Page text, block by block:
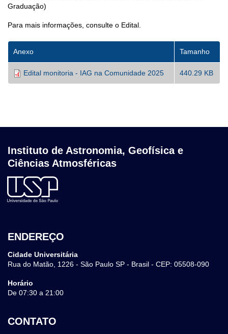
Graduação)
Para mais informações, consulte o Edital.
Anexo Tamanho
Edital monitoria - IAG na Comunidade 2025 440.29 KB
Instituto de Astronomia, Geofísica e
Ciências Atmosféricas
ENDEREÇO
Cidade Universitária
Rua do Matão, 1226 - São Paulo SP - Brasil - CEP: 05508-090
Horário
De 07:30 a 21:00
CONTATO